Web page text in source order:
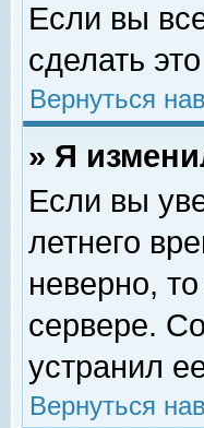
Если вы
сделать
Вернуться
» Я
Если вы
летнего
неверно,
сервере.
устранил
Вернуться